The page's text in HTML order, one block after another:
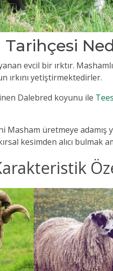
evcil bir ırktır.
ırkını yetiştirmektedirler.
Dalebred koyunu ile
Masham üretmeye adamış
kesimden alıcı bulmak